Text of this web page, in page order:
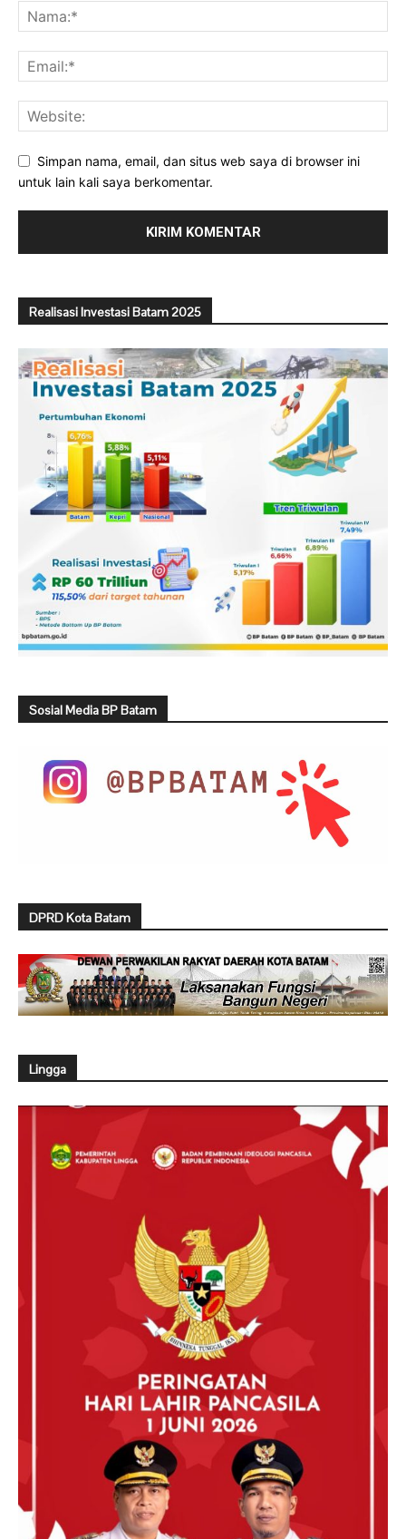
Simpan nama, email, dan situs web saya di browser ini
untuk lain kali saya berkomentar.
Realisasi Investasi Batam 2025
Sosial Media BP Batam
DPRD Kota Batam
Lingga